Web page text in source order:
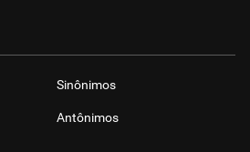
Sinônimos
Antônimos